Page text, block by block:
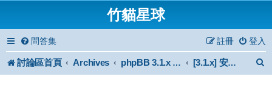
竹貓星球
問答集 登入
註冊
討論區首頁 Archives phpBB 3.1.x Forum Archive [3.1.x] 安裝與使用